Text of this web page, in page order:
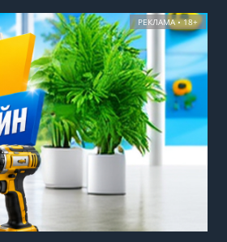
РЕКЛАМА • 18+